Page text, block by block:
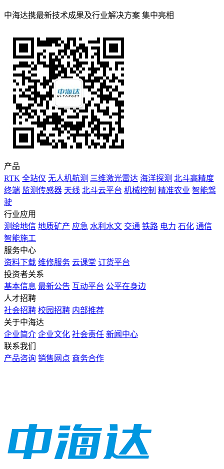
中海达携最新技术成果及行业解决方案 集中亮相
产品
RTK 全站仪 无人机航测 三维激光雷达 海洋探测 北斗高精度
终端 监测传感器 天线 北斗云平台 机械控制 精准农业 智能驾
驶
行业应用
测绘地信 地质矿产 应急 水利水文 交通 铁路 电力 石化 通信
智能施工
服务中心
资料下载 维修服务 云课堂 订货平台
投资者关系
基本信息 最新公告 互动平台 公平在身边
人才招聘
社会招聘 校园招聘 内部推荐
关于中海达
企业简介 企业文化 社会责任 新闻中心
联系我们
产品咨询 销售网点 商务合作